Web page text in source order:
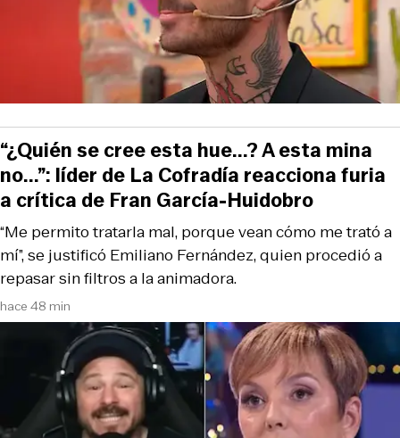
hace 48 min
“Me permito tratarla mal, porque vean cómo me trató a
mí”, se justificó Emiliano Fernández, quien procedió a
repasar sin filtros a la animadora.
“¿Quién se cree esta hue...? A esta mina
no...”: líder de La Cofradía reacciona furia
a crítica de Fran García-Huidobro